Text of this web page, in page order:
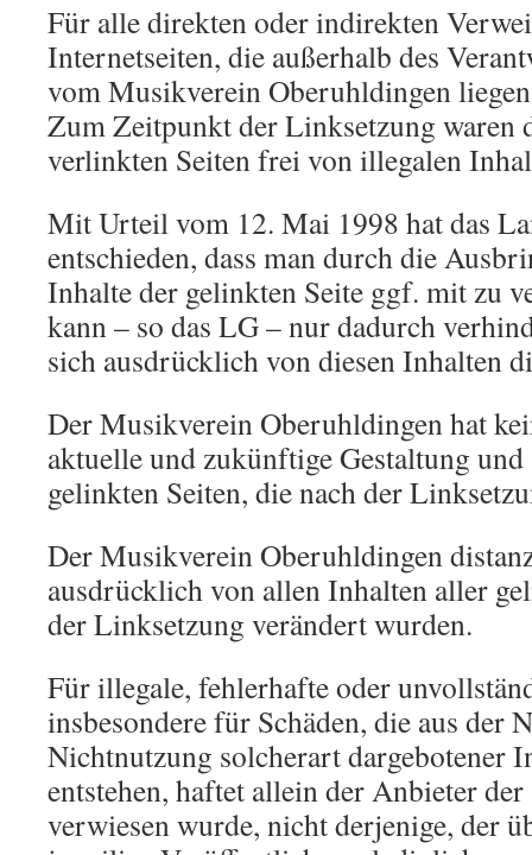
Für alle direkten oder indirekten
Internetseiten, die außerhalb des
vom Musikverein Oberuhldingen
Zum Zeitpunkt der Linksetzung waren
verlinkten Seiten frei von illegalen
Mit Urteil vom 12. Mai 1998 hat das
entschieden, dass man durch die
Inhalte der gelinkten Seite ggf. mit zu
kann – so das LG – nur dadurch
sich ausdrücklich von diesen Inhalten
Der Musikverein Oberuhldingen hat
aktuelle und zukünftige Gestaltung
gelinkten Seiten, die nach der
Der Musikverein Oberuhldingen
ausdrücklich von allen Inhalten aller
der Linksetzung verändert wurden.
Für illegale, fehlerhafte oder
insbesondere für Schäden, die aus der
Nichtnutzung solcherart dargebotener
entstehen, haftet allein der Anbieter
verwiesen wurde, nicht derjenige, der